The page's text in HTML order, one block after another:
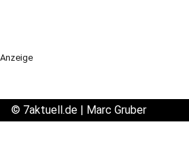
Anzeige
© 7aktuell.de | Marc Gruber